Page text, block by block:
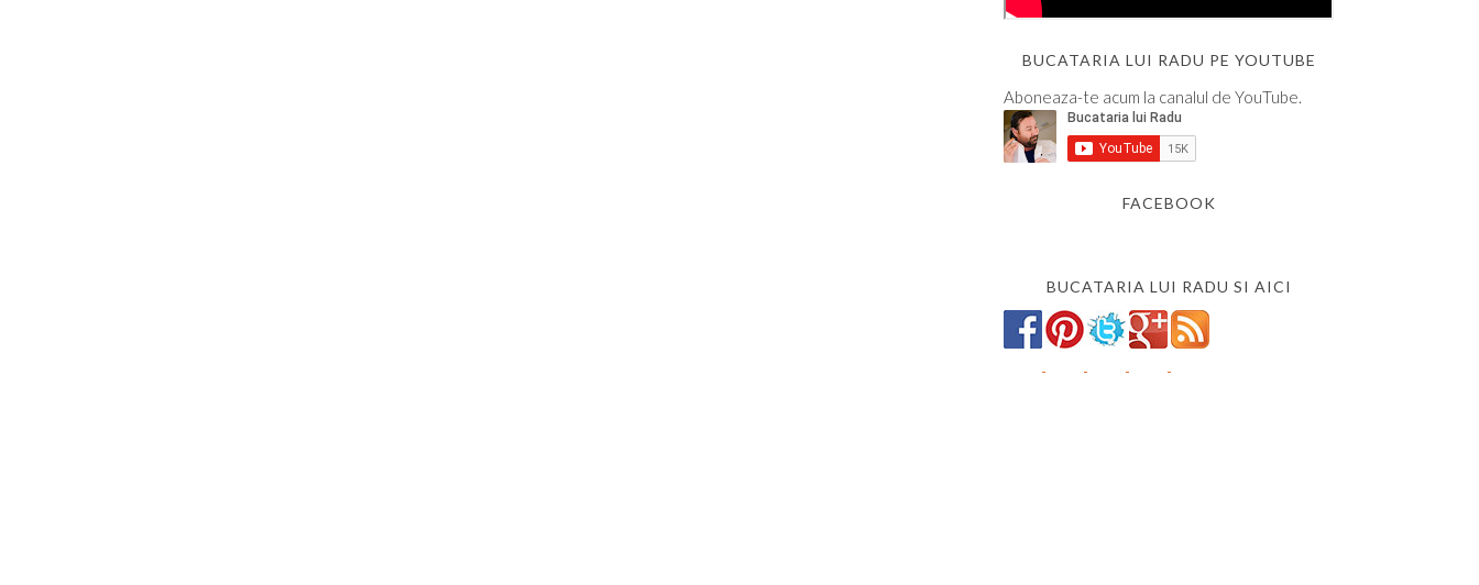
BUCATARIA LUI RADU PE YOUTUBE
Aboneaza-te acum la canalul de YouTube.
FACEBOOK
BUCATARIA LUI RADU SI AICI